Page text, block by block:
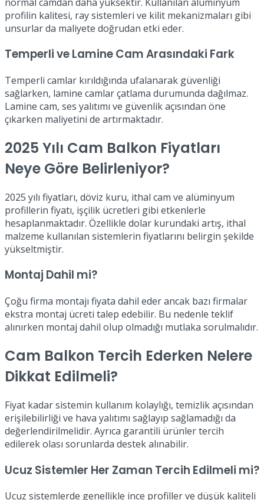
profilin kalitesi, ray sistemleri ve kilit mekanizmaları gibi
unsurlar da maliyete doğrudan etki eder.
Temperli ve Lamine Cam Arasındaki Fark
Temperli camlar kırıldığında ufalanarak güvenliği
sağlarken, lamine camlar çatlama durumunda dağılmaz.
Lamine cam, ses yalıtımı ve güvenlik açısından öne
çıkarken maliyetini de artırmaktadır.
2025 Yılı Cam Balkon Fiyatları
Neye Göre Belirleniyor?
2025 yılı fiyatları, döviz kuru, ithal cam ve alüminyum
profillerin fiyatı, işçilik ücretleri gibi etkenlerle
hesaplanmaktadır. Özellikle dolar kurundaki artış, ithal
malzeme kullanılan sistemlerin fiyatlarını belirgin şekilde
yükseltmiştir.
Montaj Dahil mi?
Çoğu firma montajı fiyata dahil eder ancak bazı firmalar
ekstra montaj ücreti talep edebilir. Bu nedenle teklif
alınırken montaj dahil olup olmadığı mutlaka sorulmalıdır.
Cam Balkon Tercih Ederken Nelere
Dikkat Edilmeli?
Fiyat kadar sistemin kullanım kolaylığı, temizlik açısından
erişilebilirliği ve hava yalıtımı sağlayıp sağlamadığı da
değerlendirilmelidir. Ayrıca garantili ürünler tercih
edilerek olası sorunlarda destek alınabilir.
Ucuz Sistemler Her Zaman Tercih Edilmeli mi?
Ucuz sistemlerde genellikle ince profiller ve düşük kaliteli